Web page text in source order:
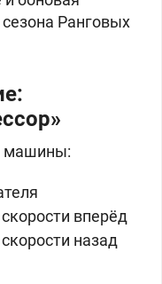
сезона Ранговых
машины:
вперёд
назад